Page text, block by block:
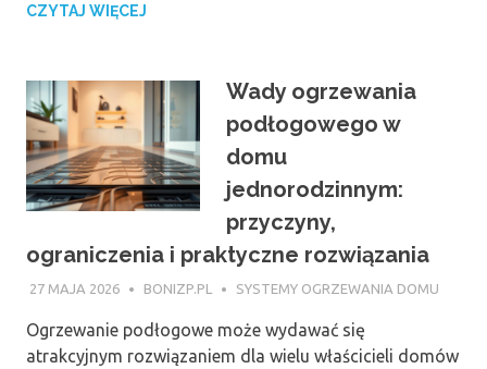
CZYTAJ WIĘCEJ
Wady ogrzewania
podłogowego w
domu
jednorodzinnym:
przyczyny,
ograniczenia i praktyczne rozwiązania
27 MAJA 2026 BONIZP.PL SYSTEMY OGRZEWANIA DOMU
Ogrzewanie podłogowe może wydawać się
atrakcyjnym rozwiązaniem dla wielu właścicieli domów